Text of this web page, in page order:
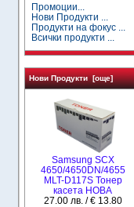
Промоции...
Нови Продукти ...
Продукти на фокус ...
Всички продукти ...
Нови Продукти [още]
Samsung SCX
4650/4650DN/4655
MLT-D117S Тонер
касета НОВА
27.00 лв. / € 13.80